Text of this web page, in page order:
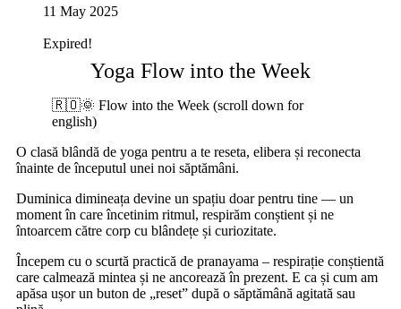
11 May 2025
Expired!
Yoga Flow into the Week
🇷🇴🌞 Flow into the Week (scroll down for
english)
O clasă blândă de yoga pentru a te reseta, elibera și reconecta
înainte de începutul unei noi săptămâni.
Duminica dimineața devine un spațiu doar pentru tine — un
moment în care încetinim ritmul, respirăm conștient și ne
întoarcem către corp cu blândețe și curiozitate.
Începem cu o scurtă practică de pranayama – respirație conștientă
care calmează mintea și ne ancorează în prezent. E ca și cum am
apăsa ușor un buton de „reset” după o săptămână agitată sau